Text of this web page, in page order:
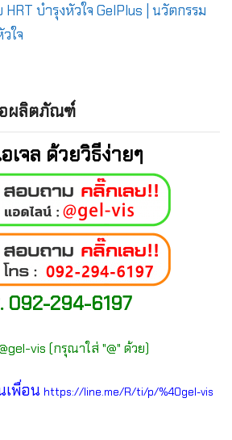
บำรุงหัวใจ GelPlus | นวัตกรรม
ใจ
ผลิตภัณฑ์
เจล ด้วยวิธีง่ายๆ
092-294-6197
vis (กรุณาใส่ "@" ด้วย)
เพื่อน https://line.me/R/ti/p/%40gel-vis